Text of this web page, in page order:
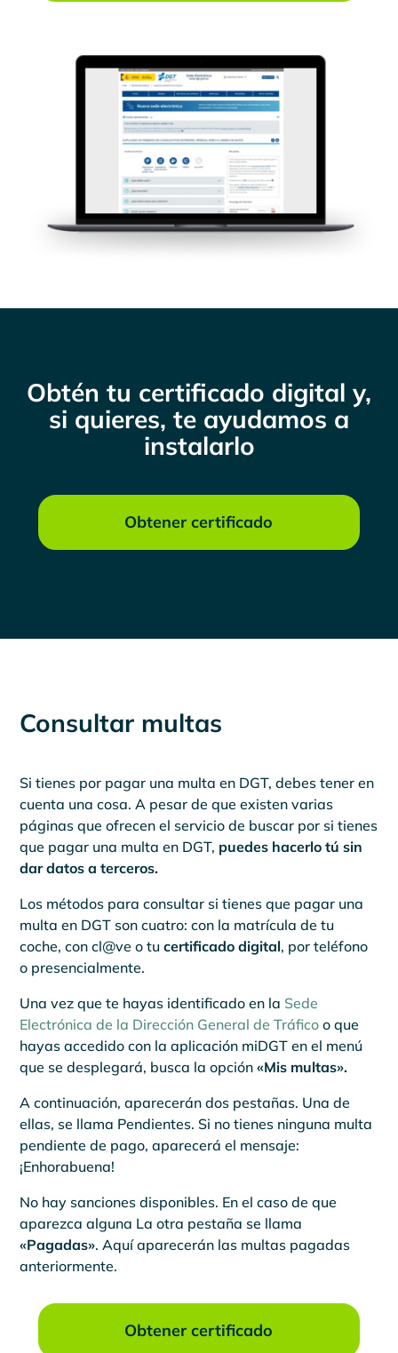
Obtén tu certificado digital y,
si quieres, te ayudamos a
instalarlo
Obtener certificado
Consultar multas
Si tienes por pagar una multa en DGT, debes tener en
cuenta una cosa. A pesar de que existen varias
páginas que ofrecen el servicio de buscar por si tienes
que pagar una multa en DGT, puedes hacerlo tú sin
dar datos a terceros.
Los métodos para consultar si tienes que pagar una
multa en DGT son cuatro: con la matrícula de tu
coche, con cl@ve o tucertificado digital, por teléfono
o presencialmente.
Una vez que te hayas identificado en la Sede
Electrónica de la Dirección General de Tráfico o que
hayas accedido con la aplicación miDGT en el menú
que se desplegará, busca la opción«Mis multas».
A continuación, aparecerán dos pestañas. Una de
ellas, se llama Pendientes. Si no tienes ninguna multa
pendiente de pago, aparecerá el mensaje:
¡Enhorabuena!
No hay sanciones disponibles. En el caso de que
aparezca alguna La otra pestaña se llama
«Pagadas». Aquí aparecerán las multas pagadas
anteriormente.
Obtener certificado